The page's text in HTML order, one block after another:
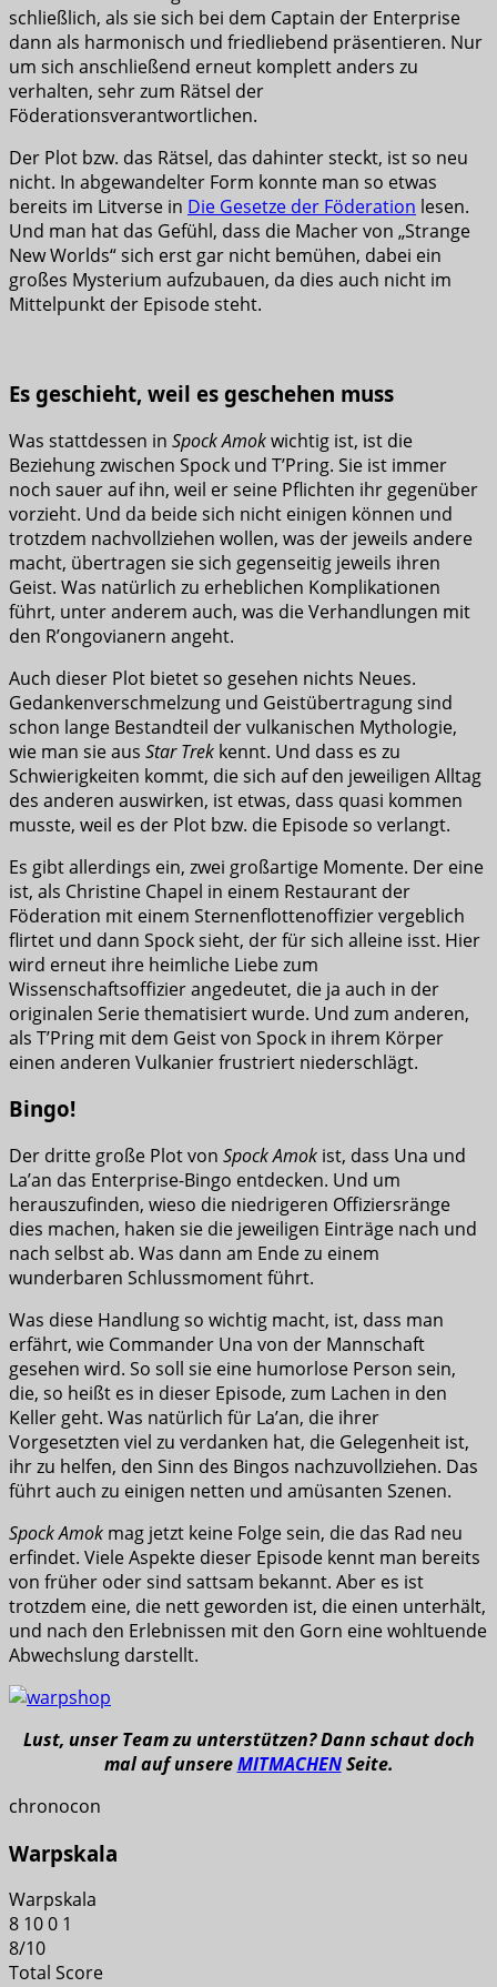
schließlich, als sie sich bei dem Captain der Enterprise
dann als harmonisch und friedliebend präsentieren. Nur
um sich anschließend erneut komplett anders zu
verhalten, sehr zum Rätsel der
Föderationsverantwortlichen.
Der Plot bzw. das Rätsel, das dahinter steckt, ist so neu
nicht. In abgewandelter Form konnte man so etwas
bereits im Litverse in Die Gesetze der Föderation lesen.
Und man hat das Gefühl, dass die Macher von „Strange
New Worlds“ sich erst gar nicht bemühen, dabei ein
großes Mysterium aufzubauen, da dies auch nicht im
Mittelpunkt der Episode steht.
Es geschieht, weil es geschehen muss
Was stattdessen in Spock Amokwichtig ist, ist die
Beziehung zwischen Spock und T’Pring. Sie ist immer
noch sauer auf ihn, weil er seine Pflichten ihr gegenüber
vorzieht. Und da beide sich nicht einigen können und
trotzdem nachvollziehen wollen, was der jeweils andere
macht, übertragen sie sich gegenseitig jeweils ihren
Geist. Was natürlich zu erheblichen Komplikationen
führt, unter anderem auch, was die Verhandlungen mit
den R’ongovianern angeht.
Auch dieser Plot bietet so gesehen nichts Neues.
Gedankenverschmelzung und Geistübertragung sind
schon lange Bestandteil der vulkanischen Mythologie,
wie man sie aus Star Trek kennt. Und dass es zu
Schwierigkeiten kommt, die sich auf den jeweiligen Alltag
des anderen auswirken, ist etwas, dass quasi kommen
musste, weil es der Plot bzw. die Episode so verlangt.
Es gibt allerdings ein, zwei großartige Momente. Der eine
ist, als Christine Chapel in einem Restaurant der
Föderation mit einem Sternenflottenoffizier vergeblich
flirtet und dann Spock sieht, der für sich alleine isst. Hier
wird erneut ihre heimliche Liebe zum
Wissenschaftsoffizier angedeutet, die ja auch in der
originalen Serie thematisiert wurde. Und zum anderen,
als T’Pring mit dem Geist von Spock in ihrem Körper
einen anderen Vulkanier frustriert niederschlägt.
Bingo!
Der dritte große Plot von Spock Amok ist, dass Una und
La’an das Enterprise-Bingo entdecken. Und um
herauszufinden, wieso die niedrigeren Offiziersränge
dies machen, haken sie die jeweiligen Einträge nach und
nach selbst ab. Was dann am Ende zu einem
wunderbaren Schlussmoment führt.
Was diese Handlung so wichtig macht, ist, dass man
erfährt, wie Commander Una von der Mannschaft
gesehen wird. So soll sie eine humorlose Person sein,
die, so heißt es in dieser Episode, zum Lachen in den
Keller geht. Was natürlich für La’an, die ihrer
Vorgesetzten viel zu verdanken hat, die Gelegenheit ist,
ihr zu helfen, den Sinn des Bingos nachzuvollziehen. Das
führt auch zu einigen netten und amüsanten Szenen.
Spock Amok mag jetzt keine Folge sein, die das Rad neu
erfindet. Viele Aspekte dieser Episode kennt man bereits
von früher oder sind sattsam bekannt. Aber es ist
trotzdem eine, die nett geworden ist, die einen unterhält,
und nach den Erlebnissen mit den Gorn eine wohltuende
Abwechslung darstellt.
Lust, unser Team zu unterstützen? Dann schaut doch
mal auf unsereMITMACHENSeite.
chronocon
Warpskala
Warpskala
8 100 1
8/10
Total Score